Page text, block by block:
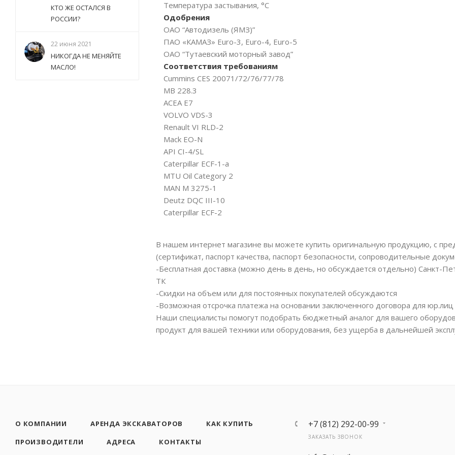
Температура застывания, °C
Одобрения
ОАО “Автодизель (ЯМЗ)”
ПАО «КАМАЗ» Euro-3, Euro-4, Euro-5
ОАО “Тутаевский моторный завод”
Соответствия требованиям
Cummins CES 20071/72/76/77/78
MB 228.3
ACEA E7
VOLVO VDS-3
Renault VI RLD-2
Mack EO-N
API CI-4/SL
Caterpillar ECF-1-a
MTU Oil Category 2
MAN M 3275-1
Deutz DQC III-10
Caterpillar ECF-2
В нашем интернет магазине вы можете купить оригинальную продукцию, с
(сертификат, паспорт качества, паспорт безопасности, сопроводительные
-Бесплатная доставка (можно день в день, но обсуждается отдельно) Санкт-
ТК
-Скидки на объем или для постоянных покупателей обсуждаются
-Возможная отсрочка платежа на основании заключенного договора для юр.лиц
Наши специалисты помогут подобрать бюджетный аналог для вашего
продукт для вашей техники или оборудования, без ущерба в дальнейшей
КТО ЖЕ ОСТАЛСЯ В
РОССИИ?
22 июня 2021
НИКОГДА НЕ МЕНЯЙТЕ
МАСЛО!
О КОМПАНИИ АРЕНДА ЭКСКАВАТОРОВ
КАК КУПИТЬ
ПРОИЗВОДИТЕЛИ
АДРЕСА КОНТАКТЫ
+7 (812) 292-00-99
ЗАКАЗАТЬ ЗВОНОК